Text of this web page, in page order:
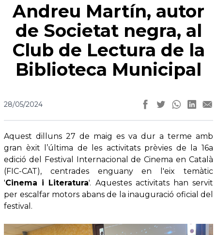
Andreu Martín, autor
de Societat negra, al
Club de Lectura de la
Biblioteca Municipal
28/05/2024
Aquest dilluns 27 de maig es va dur a terme amb
gran èxit l’última de les activitats prèvies de la 16a
edició del Festival Internacional de Cinema en Català
(FIC-CAT), centrades enguany en l'eix temàtic
'Cinema i Literatura'. Aquestes activitats han servit
per escalfar motors abans de la inauguració oficial del
festival.